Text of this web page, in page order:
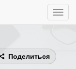
Toggle
Поделиться